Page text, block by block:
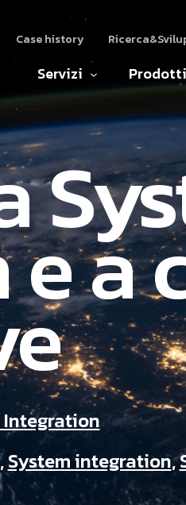
Servizi Prodotti
Case history
a
Integration
,System integration,